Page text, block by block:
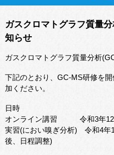
ガスクロマトグラフ質量
知らせ
ガスクロマトグラフ質量分析
下記のとおり、GC-MS研修を開
加ください。
日時
オンライン講習 令和3年12
実習(におい嗅ぎ分析) 令和4年
後、日程調整)